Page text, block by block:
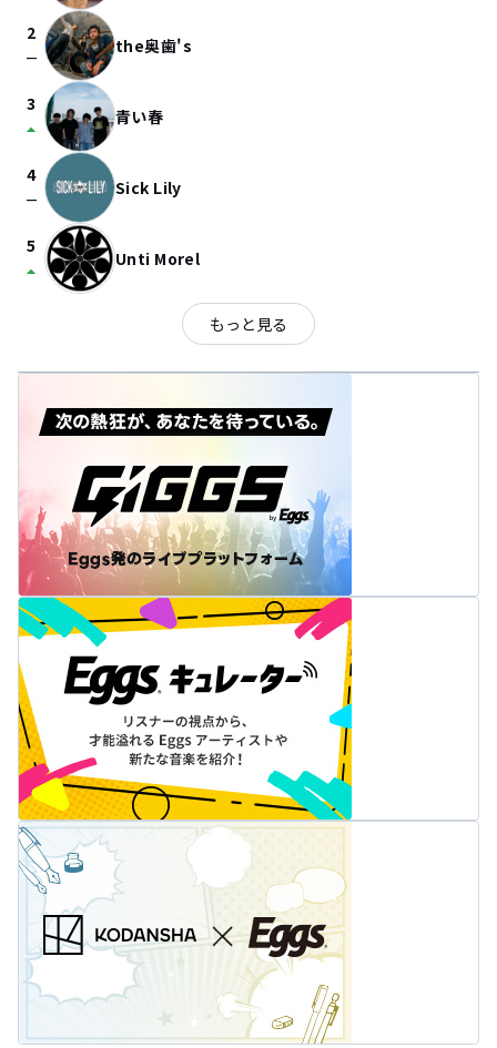
2
check_indeterminate_small the奥歯's
3
arrow_drop_up 青い春
4
check_indeterminate_small Sick Lily
5
arrow_drop_up Unti Morel
もっと見る